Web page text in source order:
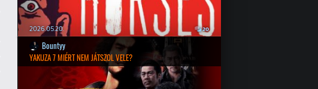
2026.05.20. 20
Bountyy
YAKUZA 7 MIÉRT NEM JÁTSZOL VELE?